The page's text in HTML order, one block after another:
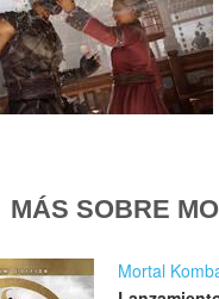
MÁS SOBRE
Mortal